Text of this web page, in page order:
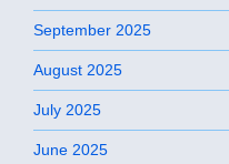
September 2025
August 2025
July 2025
June 2025